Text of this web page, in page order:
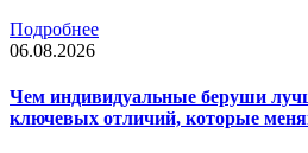
Подробнее
06.08.2026
Чем индивидуальные беруши
ключевых отличий, которые